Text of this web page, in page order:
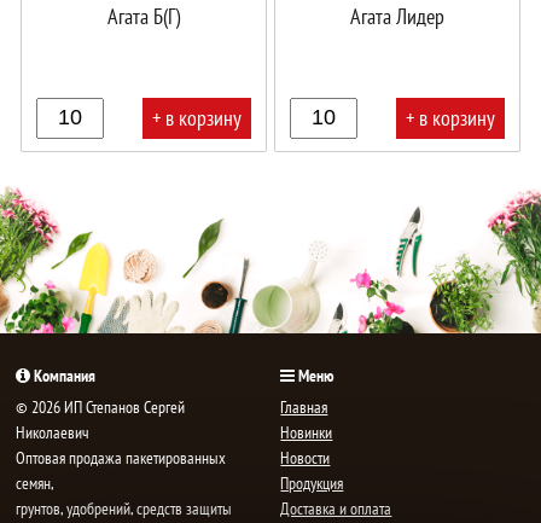
Агата Б(Г)
+ в корзину
корзине!
Агата Лидер
+ в корзину
Компания
© 2026 ИП Степанов Сергей
Николаевич
Oптовая продажа пакетированных
семян,
грунтов, удобрений, средств защиты
Меню
Главная
Новинки
Новости
Продукция
Доставка и оплата